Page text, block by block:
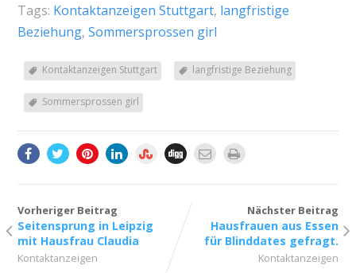
Tags: Kontaktanzeigen Stuttgart, langfristige
Beziehung, Sommersprossen girl
Kontaktanzeigen Stuttgart langfristige Beziehung
Sommersprossen girl
Vorheriger Beitrag
Seitensprung in Leipzig
mit Hausfrau Claudia
Kontaktanzeigen
Nächster Beitrag
Hausfrauen aus Essen
für Blinddates gefragt.
Kontaktanzeigen